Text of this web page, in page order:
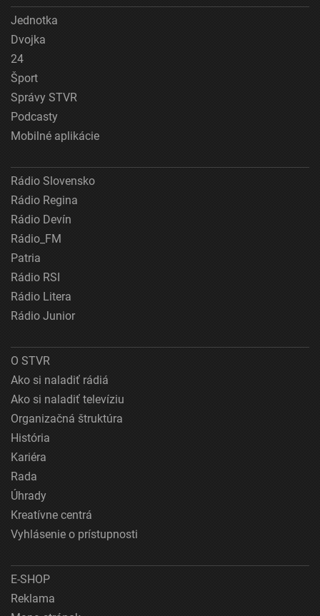
Jednotka
Dvojka
24
Šport
Správy STVR
Podcasty
Mobilné aplikácie
Rádio Slovensko
Rádio Regina
Rádio Devín
Rádio_FM
Patria
Rádio RSI
Rádio Litera
Rádio Junior
O STVR
Ako si naladiť rádiá
Ako si naladiť televíziu
Organizačná štruktúra
História
Kariéra
Rada
Úhrady
Kreatívne centrá
Vyhlásenie o prístupnosti
E-SHOP
Reklama